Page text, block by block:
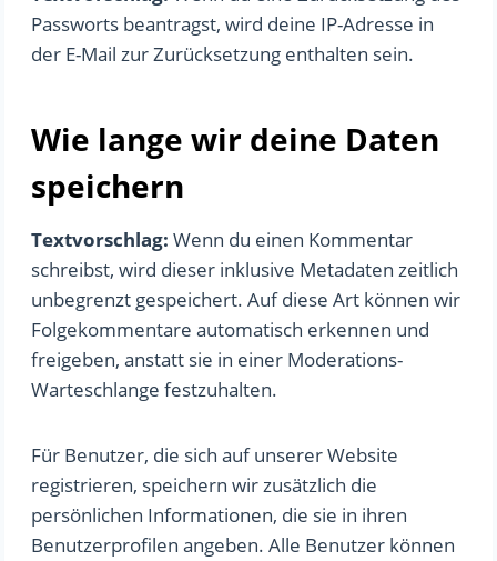
Passworts beantragst, wird deine IP-Adresse in
der E-Mail zur Zurücksetzung enthalten sein.
Wie lange wir deine Daten
speichern
Textvorschlag: Wenn du einen Kommentar
schreibst, wird dieser inklusive Metadaten zeitlich
unbegrenzt gespeichert. Auf diese Art können wir
Folgekommentare automatisch erkennen und
freigeben, anstatt sie in einer Moderations-
Warteschlange festzuhalten.
Für Benutzer, die sich auf unserer Website
registrieren, speichern wir zusätzlich die
persönlichen Informationen, die sie in ihren
Benutzerprofilen angeben. Alle Benutzer können